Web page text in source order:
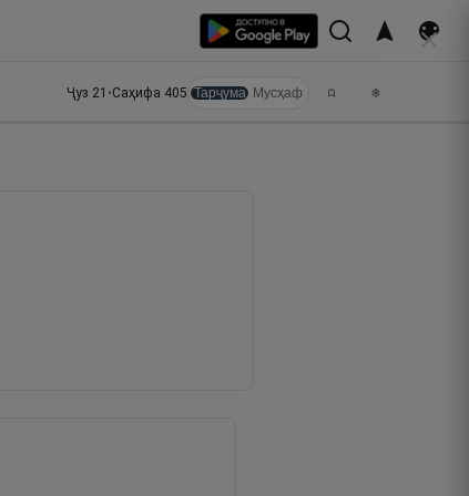
Ҷуз 21 •Саҳифа 405 Тарҷума Мусҳаф